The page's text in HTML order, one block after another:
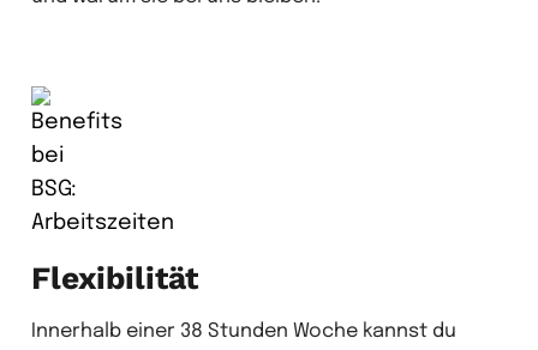
Flexibilität
Innerhalb einer 38 Stunden Woche kannst du